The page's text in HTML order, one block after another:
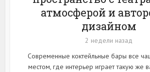
атмосферой и
дизайном
2 недели назад
Современные коктейльные бары все
местом, где интерьер играет такую же